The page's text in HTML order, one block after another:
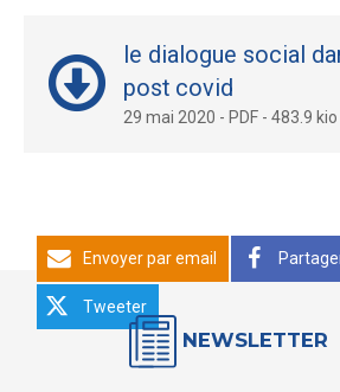
le dialogue social
post covid
29 mai 2020 - PDF -483.9 kio
Envoyer par email
Tweeter
NEWSLETTER